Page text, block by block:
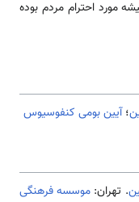
مورد احترام مردم بوده
؛آیین بومی کنفوسیوس
. تهران: موسسه فرهنگی